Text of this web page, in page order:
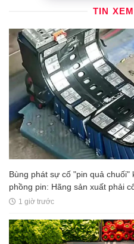
TIN
Bùng phát sự cố "pin quả
phồng pin: Hãng sản xuất phải
1 giờ trước